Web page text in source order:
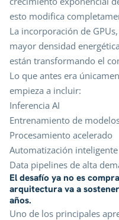
esto modifica
La incorporación de
mayor densidad
están transformando el
Lo que antes era
empieza a incluir:
Inferencia AI
Entrenamiento de
Procesamiento acelerado
Automatización inteligente
Data pipelines de alta
El desafío ya no es
arquitectura va a
años.
Uno de los principales